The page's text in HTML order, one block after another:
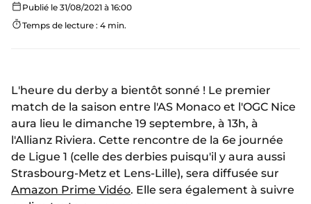
Publié le 31/08/2021 à 16:00
Temps de lecture : 4 min.
L'heure du derby a bientôt sonné ! Le premier
match de la saison entre l'AS Monaco et l'OGC Nice
aura lieu le dimanche 19 septembre, à 13h, à
l'Allianz Riviera. Cette rencontre de la 6e journée
de Ligue 1 (celle des derbies puisqu'il y aura aussi
Strasbourg-Metz et Lens-Lille), sera diffusée sur
Amazon Prime Vidéo. Elle sera également à suivre